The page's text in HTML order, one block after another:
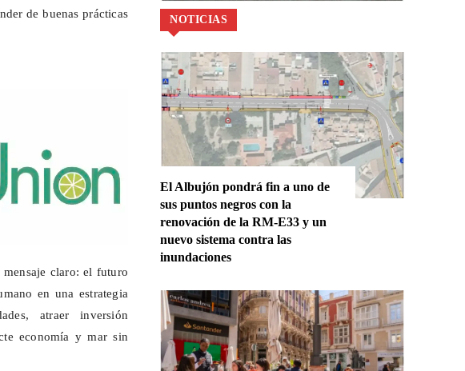
de buenas prácticas
claro: el futuro
en una estrategia
atraer inversión
economía y mar sin
NOTICIAS
El Albujón pondrá fin a uno de
sus puntos negros con la
renovación de la RM-E33 y un
nuevo sistema contra las
inundaciones